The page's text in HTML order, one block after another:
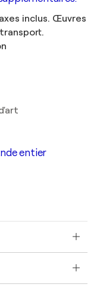
inclus. Œuvres
entier